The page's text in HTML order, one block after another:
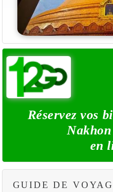
Réservez vos
en
GUIDE DE